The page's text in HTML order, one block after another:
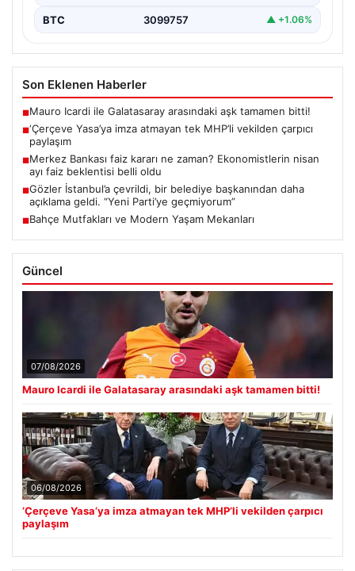
BTC 3099757 ▲ +1.06%
Son Eklenen Haberler
■Mauro Icardi ile Galatasaray arasındaki aşk tamamen bitti!
■‘Çerçeve Yasa’ya imza atmayan tek MHP’li vekilden çarpıcı
paylaşım
■Merkez Bankası faiz kararı ne zaman? Ekonomistlerin nisan
ayı faiz beklentisi belli oldu
■Gözler İstanbul’a çevrildi, bir belediye başkanından daha
açıklama geldi. “Yeni Parti’ye geçmiyorum”
■Bahçe Mutfakları ve Modern Yaşam Mekanları
Güncel
07/08/2026
Mauro Icardi ile Galatasaray arasındaki aşk tamamen bitti!
06/08/2026
‘Çerçeve Yasa’ya imza atmayan tek MHP’li vekilden çarpıcı
paylaşım